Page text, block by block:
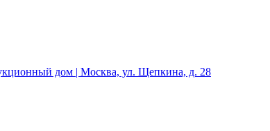
дом | Москва, ул. Щепкина, д. 28